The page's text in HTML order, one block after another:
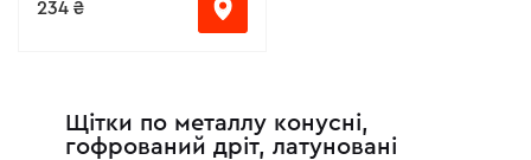
234 ₴
Щітки по металлу конусні,
гофрований дріт, латуновані